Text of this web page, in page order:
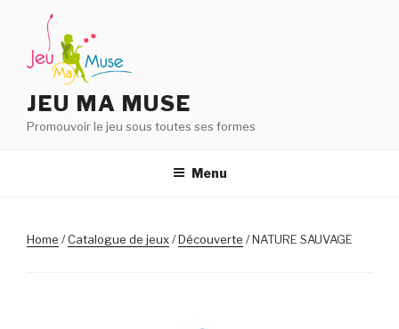
contenu
principal
JEU MA MUSE
Promouvoir le jeu sous toutes ses formes
Menu
Home /Catalogue de jeux/Découverte / NATURE SAUVAGE